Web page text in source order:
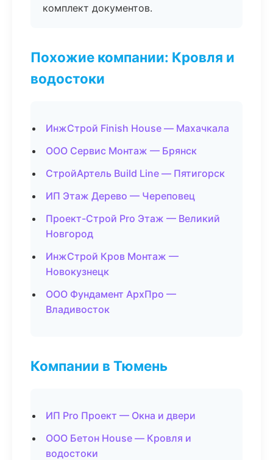
комплект документов.
Похожие компании: Кровля и
водостоки
ИнжСтрой Finish House — Махачкала
ООО Сервис Монтаж — Брянск
СтройАртель Build Line — Пятигорск
ИП Этаж Дерево — Череповец
Проект-Строй Pro Этаж — Великий
Новгород
ИнжСтрой Кров Монтаж —
Новокузнецк
ООО Фундамент АрхПро —
Владивосток
Компании в Тюмень
ИП Pro Проект — Окна и двери
ООО Бетон House — Кровля и
водостоки